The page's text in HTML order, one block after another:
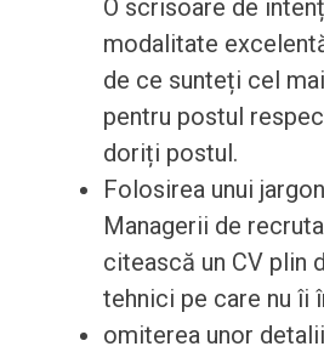
O scrisoare de
modalitate
de ce sunteți cel
pentru postul
doriți postul.
Folosirea unui
Managerii de
citească un CV plin
tehnici pe care nu îi
omiterea unor